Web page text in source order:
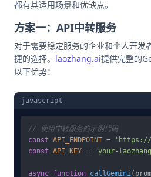
都有其适用场景和优缺点。
方案一：API中转服务
对于需要稳定服务的企业和个人开发
捷的选择。 laozhang.ai提供完整的
以下优势：
javascript
// 使用中转服务的示例代码
const API_ENDPOINT = 'https://
const API_KEY = 'your-
async function callGemini (